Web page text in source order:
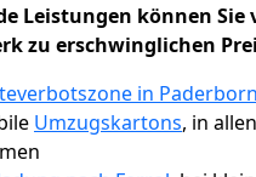
Leistungen können Sie
zu erschwinglichen
in Paderborn
Umzugskartons, in